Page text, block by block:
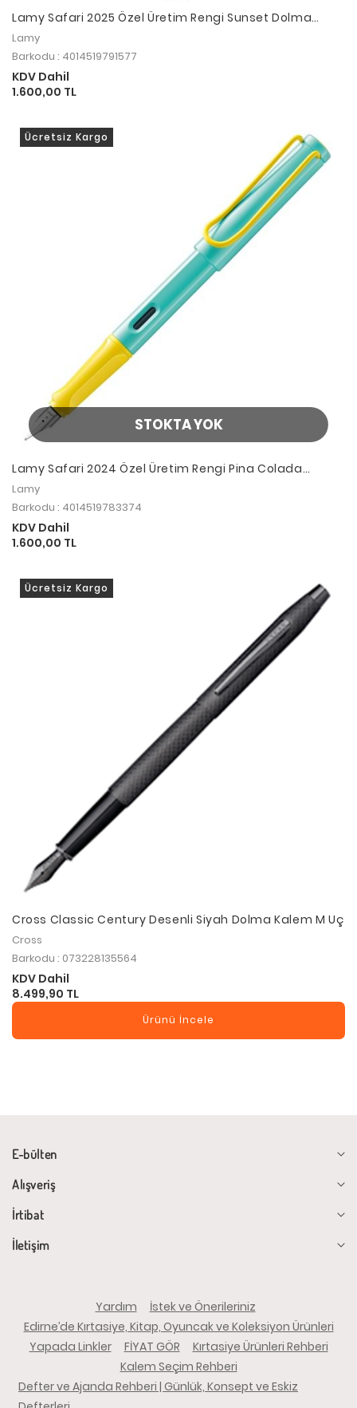
Lamy Safari 2025 Özel Üretim Rengi Sunset Dolma
Kalem M Uç
Lamy
Barkodu : 4014519791577
KDV Dahil
1.600,00 TL
STOKTA YOK
Ücretsiz Kargo
Lamy Safari 2024 Özel Üretim Rengi Pina Colada
Dolma Kalem M Uç
Lamy
Barkodu : 4014519783374
KDV Dahil
1.600,00 TL
Ücretsiz Kargo
Cross Classic Century Desenli Siyah Dolma Kalem M Uç
Cross
Barkodu : 073228135564
KDV Dahil
8.499,90 TL
Ürünü İncele
E-bülten
Alışveriş
İrtibat
İletişim
Yardım
İstek ve Önerileriniz
Edirne’de Kırtasiye, Kitap, Oyuncak ve Koleksiyon Ürünleri
Yapada Linkler
FİYAT GÖR
Kırtasiye Ürünleri Rehberi
Kalem Seçim Rehberi
Defter ve Ajanda Rehberi | Günlük, Konsept ve Eskiz